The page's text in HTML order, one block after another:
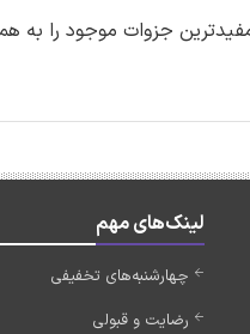
جزوات موجود را به
لینک‌های مهم
چهارشنبه‌های تخفیفی
رضایت و قبولی